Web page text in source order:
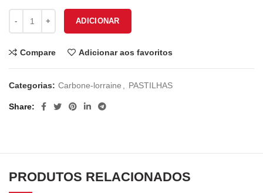
Quantidade de PASTILHAS TRAVÃO CL 1163 RX3
ADICIONAR
Compare Adicionar aos favoritos
Categorias: Carbone-lorraine PASTILHAS
Share
PRODUTOS RELACIONADOS